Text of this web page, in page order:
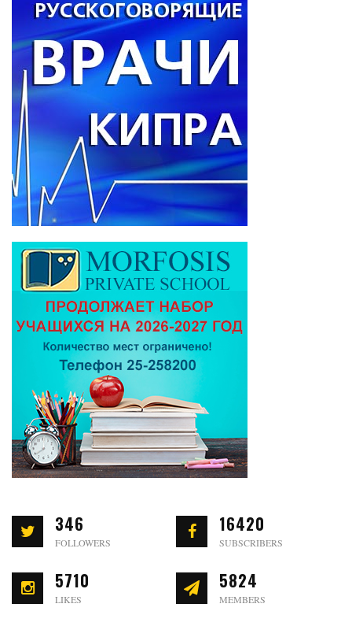
346
FOLLOWERS
16420
SUBSCRIBERS
5710
LIKES
5824
MEMBERS